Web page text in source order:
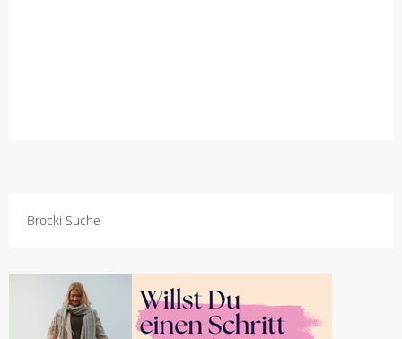
Brocki Suche